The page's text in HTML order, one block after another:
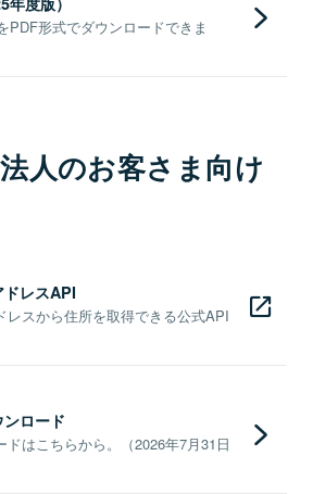
PDF形式でダウンロードできま
人のお客さま向け
レスAPI
レスから住所を取得できる公式API
ロード
はこちらから。（2026年7月31日